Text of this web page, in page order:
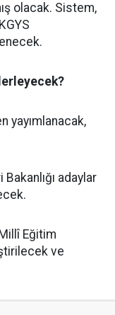
olacak. Sistem,
yayımlanacak,
adaylar
Eğitim
ve